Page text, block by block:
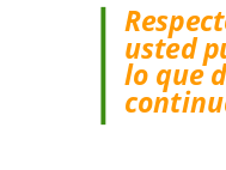
usted
lo que